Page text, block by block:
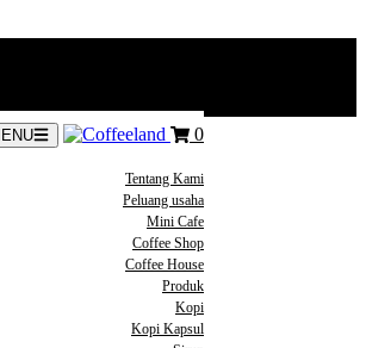
0
Tentang Kami
Peluang usaha
Mini Cafe
Coffee Shop
Coffee House
Produk
Kopi
Kopi Kapsul